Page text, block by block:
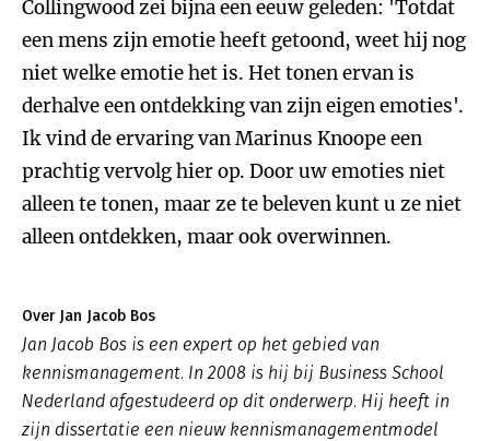
Collingwood zei bijna een eeuw geleden: 'Totdat
een mens zijn emotie heeft getoond, weet hij nog
niet welke emotie het is. Het tonen ervan is
derhalve een ontdekking van zijn eigen emoties'.
Ik vind de ervaring van Marinus Knoope een
prachtig vervolg hier op. Door uw emoties niet
alleen te tonen, maar ze te beleven kunt u ze niet
alleen ontdekken, maar ook overwinnen.
Over Jan Jacob Bos
Jan Jacob Bos is een expert op het gebied van
kennismanagement. In 2008 is hij bij Business School
Nederland afgestudeerd op dit onderwerp. Hij heeft in
zijn dissertatie een nieuw kennismanagementmodel